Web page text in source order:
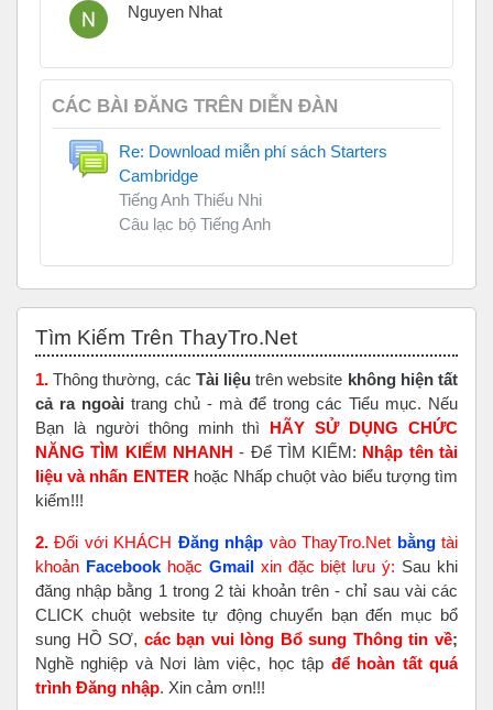
Nguyen Nhat
CÁC BÀI ĐĂNG TRÊN DIỄN ĐÀN
Re: Download miễn phí sách Starters
Cambridge
Tiếng Anh Thiếu Nhi
Câu lạc bộ Tiếng Anh
Tìm Kiếm Trên ThayTro.Net
1. Thông thường, các Tài liệu trên website không hiện tất
cả ra ngoài trang chủ - mà để trong các Tiểu mục. Nếu
Bạn là người thông minh thì HÃY SỬ DỤNG CHỨC
NĂNG TÌM KIẾM NHANH - Để TÌM KIẾM: Nhập tên tài
liệu và nhấn ENTER hoặc Nhấp chuột vào biểu tượng tìm
kiếm!!!
2. Đối với KHÁCH Đăng nhập vào ThayTro.Net bằngtài
khoản Facebook hoặc Gmailxin đặc biệt lưu ý: Sau khi
đăng nhập bằng 1 trong 2 tài khoản trên - chỉ sau vài các
CLICK chuột website tự động chuyển bạn đến mục bổ
sung HỒ SƠ, các bạn vui lòng Bổ sung Thông tin về;
Nghề nghiệp và Nơi làm việc, học tập để hoàn tấtquá
trình Đăng nhập. Xin cảm ơn!!!